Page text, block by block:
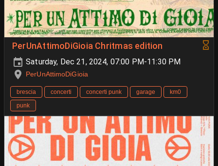
PerUnAttimoDiGioia Chritmas edition
Saturday, Dec 21, 2024, 07:00 PM-11:30 PM
PerUnAttimoDiGioia
brescia concerti concerti punk garage
km0
punk